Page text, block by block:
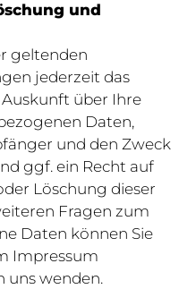
und
geltenden
jederzeit das
über Ihre
Daten,
und den Zweck
ggf. ein Recht auf
Löschung dieser
Fragen zum
Daten können Sie
Impressum
uns wenden.